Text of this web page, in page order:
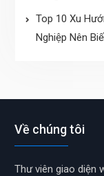
Top 10 Xu
Nghiệp Nên
Về chúng tôi
Thư viên giao diện